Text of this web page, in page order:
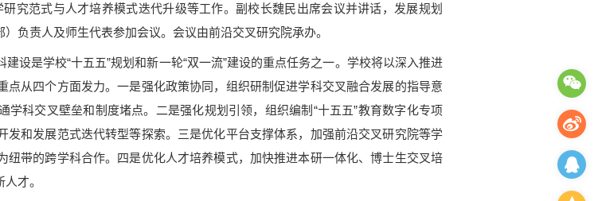
究范式与人才培养模式迭代升级等工作。副校长魏民出席会议并讲话，发展规划
负责人及师生代表参加会议。会议由前沿交叉研究院承办。
是学校“十五五”规划和新一轮“双一流”建设的重点任务之一。学校将以深入推进
从四个方面发力。一是强化政策协同，组织研制促进学科交叉融合发展的指导意
科交叉壁垒和制度堵点。二是强化规划引领，组织编制“十五五”教育数字化专项
和发展范式迭代转型等探索。三是优化平台支撑体系，加强前沿交叉研究院等学
带的跨学科合作。四是优化人才培养模式，加快推进本研一体化、博士生交叉培
才。